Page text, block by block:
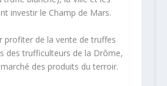
investir le Champ de Mars.
profiter de la vente de truffes
des trufficulteurs de la Drôme,
marché des produits du terroir.